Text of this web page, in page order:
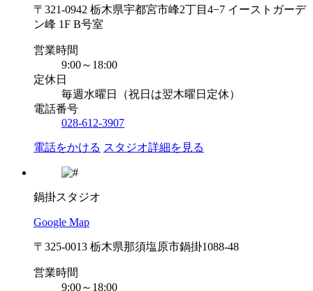
〒321-0942 栃木県宇都宮市峰2丁目4−7 イーストガーデ
ン峰 1F B号室
営業時間
9:00～18:00
定休日
毎週水曜日（祝日は翌木曜日定休）
電話番号
028-612-3907
電話をかける スタジオ詳細を見る
鍋掛スタジオ
Google Map
〒325-0013 栃木県那須塩原市鍋掛1088-48
営業時間
9:00～18:00